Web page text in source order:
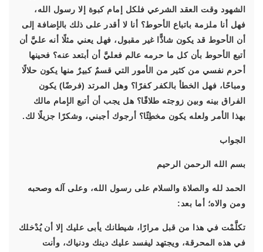
الشهود وقت العقد الشرعي فلكل إمام كبوة إلا رسول الله،
فهل أنا ملزمة باتباع الأحوط؟ أنا لا أقدر على ذلك بالإضافة إلى
أن الأحوط قد يكون شاذًّا غير مقبول، فهل يعني مثلًا أنه عليَّ أن
أتبع الأحوط بأن كل ما حرمه عالم فعليَّ أن أبتعد عنه؟ فحينها
أحرم نفسي من كثير من الأمور التي قسمٌ كبيرٌ منها يكون حلالًا
ومباحًا، فهل الخطأ بالكفر كفرًا؟ وهل المرتد (فرضًا) يكون
الفراق بينه وبين زوجته طلاقًا؟ هل يجب أن أتبع الإمام مالك
بهذا الأمر ولعله يكون مخطِئًا؟ أرجوك أجبني، وشكرًا جزيلًا لك.
الجواب
بسم الله الرحمن الرحيم
الحمد لله والصلاة والسلام على رسول الله، وعلى آله وصحبه
ومن والاه؛ أما بعد:
تكلَّمْت في هذا من قبل مرارًا، شيطانك يأبى عليك إلا أن يُدْخلك
في هذه المحرقة، ويجتهد ليفسد عليك دينك ودنياك، وأنت